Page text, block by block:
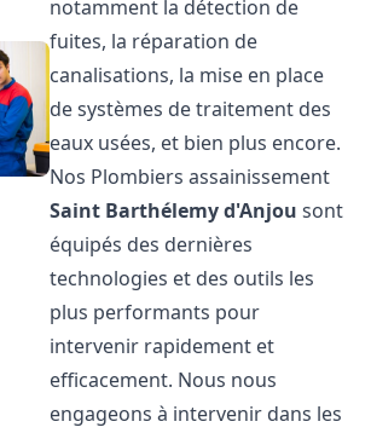
notamment la détection de
fuites, la réparation de
canalisations, la mise en place
de systèmes de traitement des
eaux usées, et bien plus encore.
Nos Plombiers assainissement
Saint Barthélemy d'Anjou sont
équipés des dernières
technologies et des outils les
plus performants pour
intervenir rapidement et
efficacement. Nous nous
engageons à intervenir dans les